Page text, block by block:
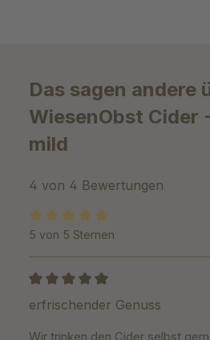
Das sagen andere
WiesenObst Cider
mild
4 von 4 Bewertungen
Durchschnittliche Bewertung von
5 von 5 Sternen
Bewertung mit 5 von 5 Sternen
erfrischender Genuss
Wir trinken den Cider selbst